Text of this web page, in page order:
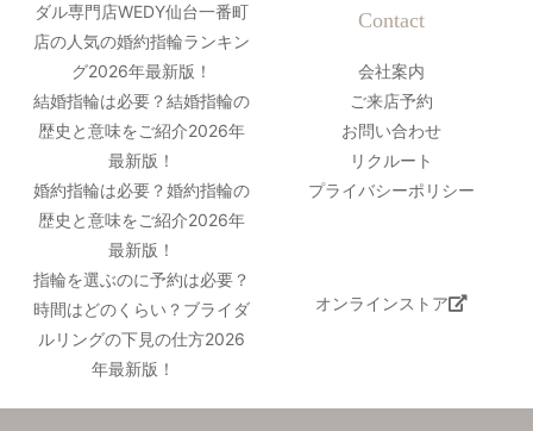
ダル専門店WEDY仙台一番町
店の人気の婚約指輪ランキン
グ2026年最新版！
結婚指輪は必要？結婚指輪の
歴史と意味をご紹介2026年
最新版！
婚約指輪は必要？婚約指輪の
歴史と意味をご紹介2026年
最新版！
指輪を選ぶのに予約は必要？
時間はどのくらい？ブライダ
ルリングの下見の仕方2026
年最新版！
Contact
会社案内
ご来店予約
お問い合わせ
リクルート
プライバシーポリシー
オンラインストア